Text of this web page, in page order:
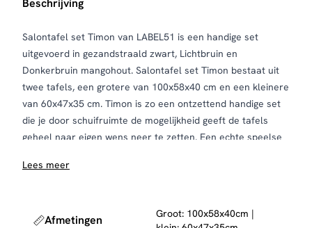
Beschrijving
Salontafel set Timon van LABEL51 is een handige set
uitgevoerd in gezandstraald zwart, Lichtbruin en
Donkerbruin mangohout. Salontafel set Timon bestaat uit
twee tafels, een grotere van 100x58x40 cm en een kleinere
van 60x47x35 cm. Timon is zo een ontzettend handige set
die je door schuifruimte de mogelijkheid geeft de tafels
geheel naar eigen wens neer te zetten. Een echte speelse
Timon bestaat uit twee organisch gevormde tafels
uitstraling krijgen. Onder de grote tafel van 100x58x40 cm
Lees meer
Afmetingen
Groot: 100x58x40cm |